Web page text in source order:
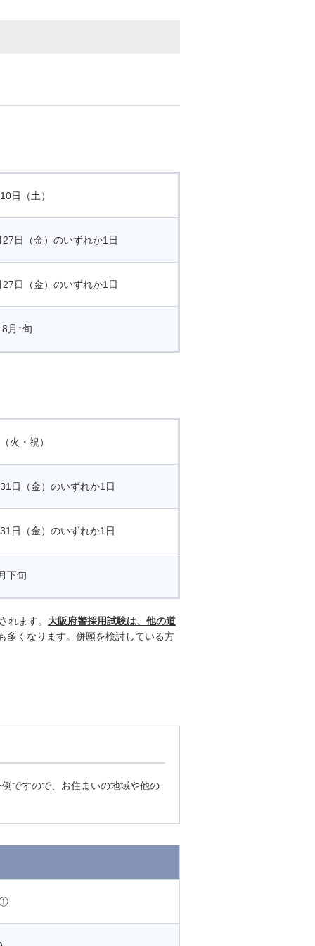
日（土）
日（金）のいずれか1日
日（金）のいずれか1日
8月↑旬
火・祝）
日（金）のいずれか1日
日（金）のいずれか1日
下旬
ます。 大阪府警採用試験は、他の道
多くなります。併願を検討している方
ですので、お住まいの地域や他の
①